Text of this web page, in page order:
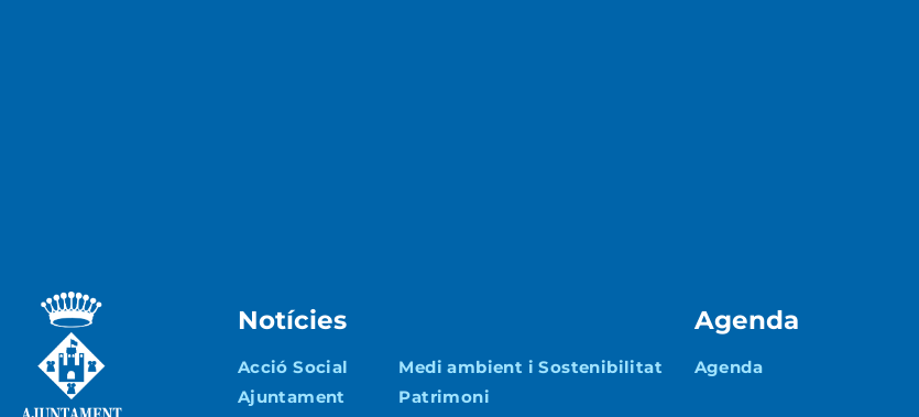
Notícies Agenda
Acció Social
Ajuntament
Medi ambient i Sostenibilitat
Patrimoni
Agenda